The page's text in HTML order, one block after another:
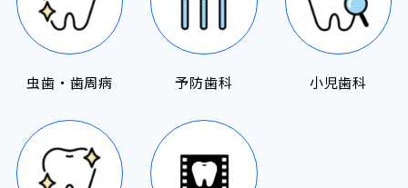
虫歯・歯周病 予防歯科 小児歯科